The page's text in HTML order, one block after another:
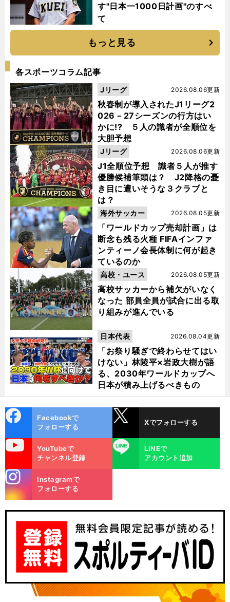
す"日本一1000日計画"のすべ
て
もっと見る
各スポーツコラム記事
秋春制が導入されたJ1リーグ2
026－27シーズンの行方はい
かに!? ５人の識者が全順位を
大胆予想
2026.08.06更新
Jリーグ
J1全順位予想 識者５人が推す
優勝候補筆頭は？ J2降格の憂
き目に遭いそうな３クラブと
は？
2026.08.06更新
Jリーグ
「ワールドカップ売却計画」は
断念も残る火種 FIFAインファ
ンティーノ会長体制に何が起き
ているのか
2026.08.05更新
海外サッカー
高校サッカーから補欠がいなく
なった 部員全員が試合に出る取
り組みが進んでいる
2026.08.05更新
高校・ユース
「お祭り騒ぎで終わらせてはい
けない」林陵平×岩政大樹が語
る、2030年ワールドカップへ
日本が積み上げるべきもの
2026.08.04更新
日本代表
ok
Facebookで
フォローする
Xでフォローする
YouTubeで
チャンネル登録
LINE
LINEで
アカウント追加
m
Instagramで
フォローする